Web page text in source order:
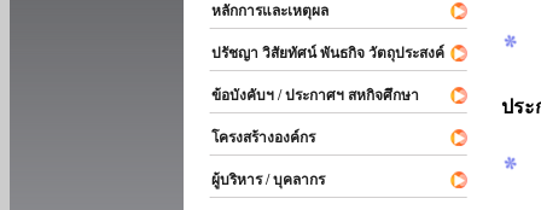
หลักการและเหตุผล
ปรัชญา วิสัยทัศน์ พันธกิจ วัตถุประสงค์
ข้อบังคับฯ / ประกาศฯ สหกิจศึกษา
โครงสร้างองค์กร
ผู้บริหาร / บุคลากร
ประ